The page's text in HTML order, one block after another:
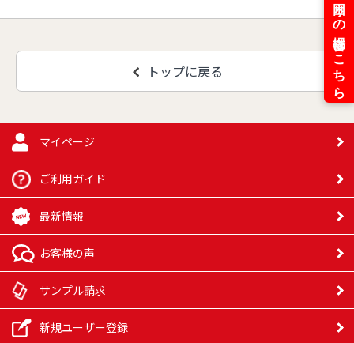
トップに戻る
マイページ
ご利用ガイド
最新情報
お客様の声
サンプル請求
新規ユーザー登録